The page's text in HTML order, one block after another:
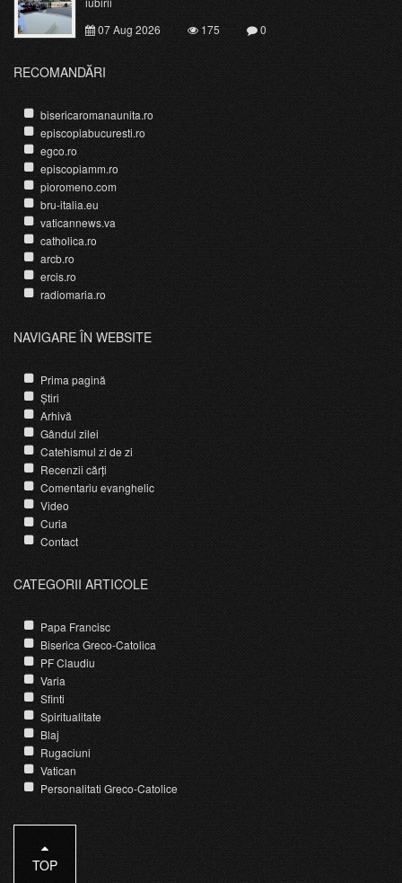
07 Aug 2026
175 0
RECOMANDĂRI
bisericaromanaunita.ro
episcopiabucuresti.ro
egco.ro
episcopiamm.ro
pioromeno.com
bru-italia.eu
vaticannews.va
catholica.ro
arcb.ro
ercis.ro
radiomaria.ro
NAVIGARE ÎN WEBSITE
Prima pagină
Știri
Arhivă
Gândul zilei
Catehismul zi de zi
Recenzii cărți
Comentariu evanghelic
Video
Curia
Contact
CATEGORII ARTICOLE
Papa Francisc
Biserica Greco-Catolica
PF Claudiu
Varia
Sfinti
Spiritualitate
Blaj
Rugaciuni
Vatican
Personalitati Greco-Catolice
TOP